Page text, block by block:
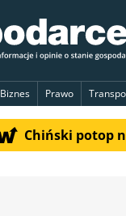
Biznes Prawo
Chiński potop